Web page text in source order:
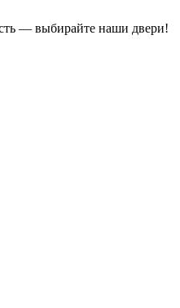
— выбирайте наши двери!